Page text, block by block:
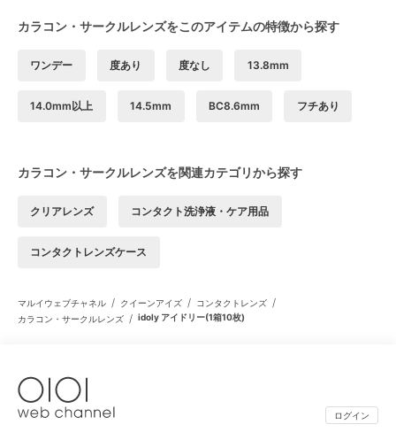
カラコン・サークルレンズをこのアイテムの特徴から探す
ワンデー 度あり 度なし 13.8mm
14.0mm以上 14.5mm BC8.6mm フチあり
カラコン・サークルレンズを関連カテゴリから探す
クリアレンズ コンタクト洗浄液・ケア用品
コンタクトレンズケース
マルイウェブチャネル / クイーンアイズ / コンタクトレンズ /
カラコン・サークルレンズ / idoly アイドリー(1箱10枚)
ログイン